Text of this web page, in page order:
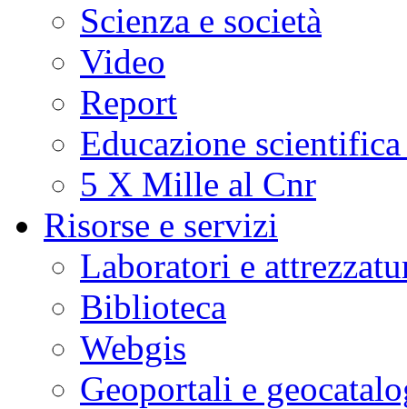
Scienza e società
Video
Report
Educazione
5 X Mille al Cnr
Risorse e servizi
Laboratori e
Biblioteca
Webgis
Geoportali e